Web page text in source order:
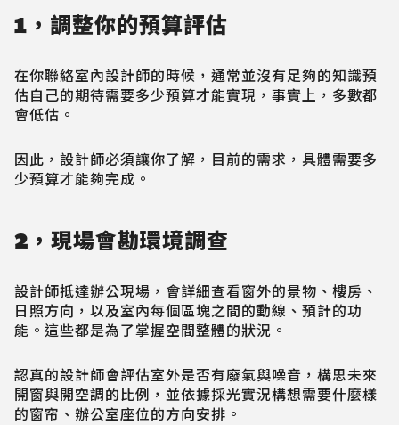
1，調整你的預算評估
在你聯絡室內設計師的時候，通常並沒有足夠的知識預
估自己的期待需要多少預算才能實現，事實上，多數都
會低估。
因此，設計師必須讓你了解，目前的需求，具體需要多
少預算才能夠完成。
2，現場會勘環境調查
設計師抵達辦公現場，會詳細查看窗外的景物、樓房、
日照方向，以及室內每個區塊之間的動線、預計的功
能。這些都是為了掌握空間整體的狀況。
認真的設計師會評估室外是否有廢氣與噪音，構思未來
開窗與開空調的比例，並依據採光實況構想需要什麼樣
的窗帘、辦公室座位的方向安排。